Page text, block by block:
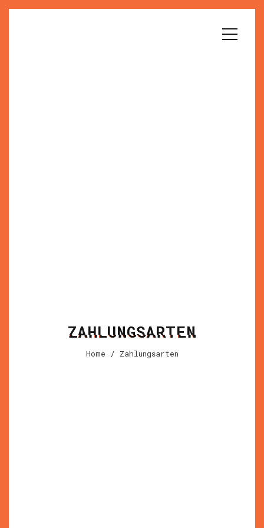
ZAHLUNGSARTEN
Home / Zahlungsarten